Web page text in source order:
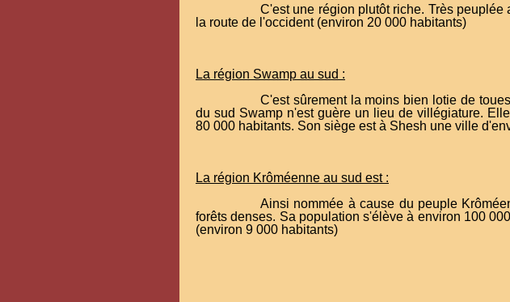
C'est une région plutôt riche. Très
la route de l'occident (environ 20 000 habitants)
La région Swamp au sud :
C'est sûrement la moins bien lotie de
du sud Swamp n'est guère un lieu de villégiature.
80 000 habitants. Son siège est à Shesh une ville
La région Krôméenne au sud est :
Ainsi nommée à cause du peuple
forêts denses. Sa population s'élève à environ 100
(environ 9 000 habitants)